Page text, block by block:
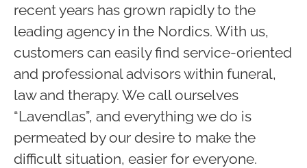
recent years has grown rapidly to the
leading agency in the Nordics. With us,
customers can easily find service-oriented
and professional advisors within funeral,
law and therapy. We call ourselves
“Lavendlas”, and everything we do is
permeated by our desire to make the
difficult situation, easier for everyone.